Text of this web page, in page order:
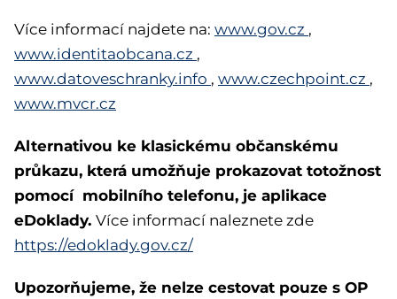
Více informací najdete na: www.gov.cz ,
www.identitaobcana.cz ,
www.datoveschranky.info , www.czechpoint.cz ,
www.mvcr.cz
Alternativou ke klasickému občanskému
průkazu, která umožňuje prokazovat totožnost
pomocí mobilního telefonu, je aplikace
eDoklady. Více informací naleznete zde
https://edoklady.gov.cz/
Upozorňujeme, že nelze cestovat pouze s OP